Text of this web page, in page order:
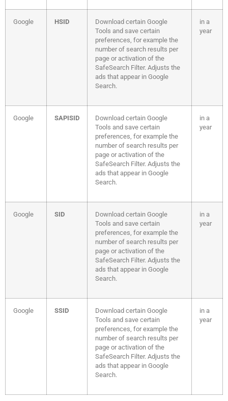
Google HSID
Download certain Google
Tools and save certain
preferences, for example the
number of search results per
page or activation of the
SafeSearch Filter. Adjusts the
ads that appear in Google
Search.
in a
year
Google SAPISID
Download certain Google
Tools and save certain
preferences, for example the
number of search results per
page or activation of the
SafeSearch Filter. Adjusts the
ads that appear in Google
Search.
in a
year
Google SID
Download certain Google
Tools and save certain
preferences, for example the
number of search results per
page or activation of the
SafeSearch Filter. Adjusts the
ads that appear in Google
Search.
in a
year
Google SSID
Download certain Google
Tools and save certain
preferences, for example the
number of search results per
page or activation of the
SafeSearch Filter. Adjusts the
ads that appear in Google
Search.
in a
year